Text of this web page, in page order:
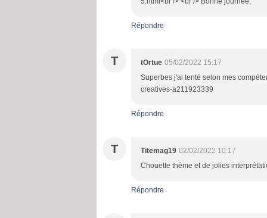
Répondre
T tOrtue 05/02/2022 15:17
Superbes j'ai tenté selon mes
creatives-a211923339
Répondre
T Titemag19 02/02/2022 10:17
Chouette thème et de jolies
Répondre